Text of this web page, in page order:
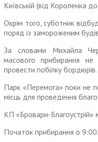
Київській (від Короленка
Окрім того, суботник
поряд із замороженим
За словами Михайла
масового прибирання
провести побілку бордюрів.
Парк «Перемога» поки не
місць для проведення
КП «Бровари-Благоустрій»
Початок прибирання о 9:00.